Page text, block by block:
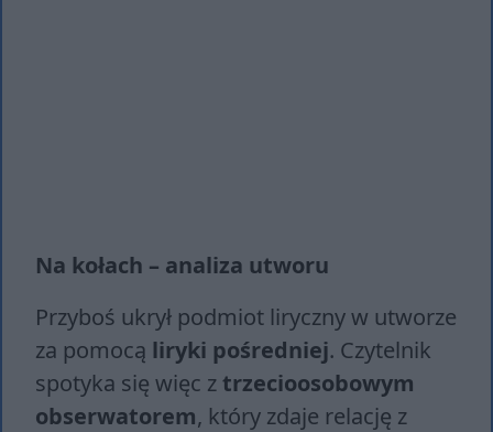
Na kołach – analiza utworu
Przyboś ukrył podmiot liryczny w utworze
za pomocą liryki pośredniej. Czytelnik
spotyka się więc ztrzecioosobowym
obserwatorem, który zdaje relację z